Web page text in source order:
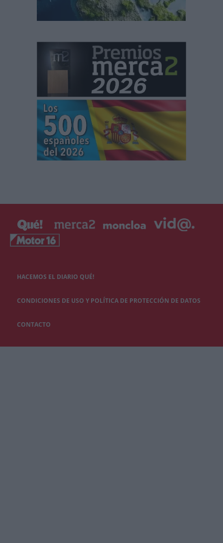
HACEMOS EL DIARIO QUÉ!
CONDICIONES DE USO Y POLÍTICA DE PROTECCIÓN DE DATOS
CONTACTO